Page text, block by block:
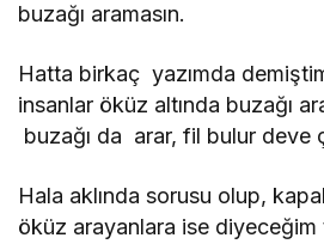
buzağı aramasın.
Hatta birkaç yazımda
insanlar öküz altında buzağı
buzağı da arar, fil bulur deve
Hala aklında sorusu olup,
öküz arayanlara ise diyeceğim